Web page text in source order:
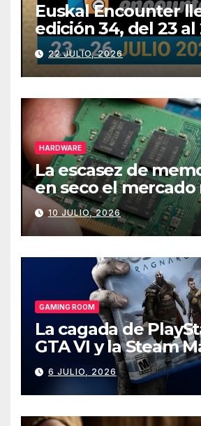
Euskal Encounter
edición 34, del 23 al
julio
22 JULIO, 2026
HARDWARE
La escasez de
en seco el
de PCs
10 JULIO, 2026
GAMING ROOM
La cagada de
GTA VI y la Steam
Gaming Room #130
6 JULIO, 2026